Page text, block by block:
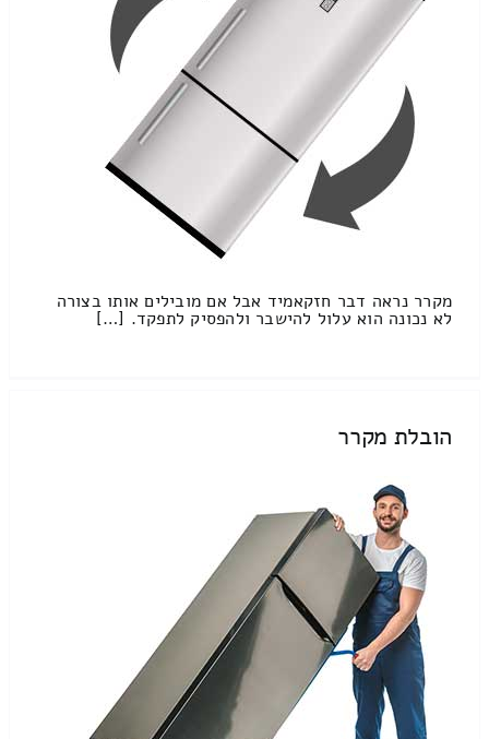
מקרר נראה דבר חזקאמיד אבל אם מובילים אותו בצורה
לא נכונה הוא עלול להישבר ולהפסיק לתפקד. […]
הובלת מקרר